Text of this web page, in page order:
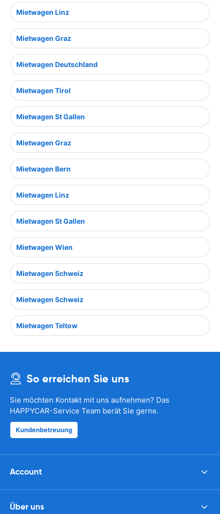
Mietwagen Linz
Mietwagen Graz
Mietwagen Deutschland
Mietwagen Tirol
Mietwagen St Gallen
Mietwagen Graz
Mietwagen Bern
Mietwagen Linz
Mietwagen St Gallen
Mietwagen Wien
Mietwagen Schweiz
Mietwagen Schweiz
Mietwagen Teltow
So erreichen Sie uns
Sie möchten Kontakt mit uns aufnehmen? Das
HAPPYCAR-Service Team berät Sie gerne.
Kundenbetreuung
Account
Über uns